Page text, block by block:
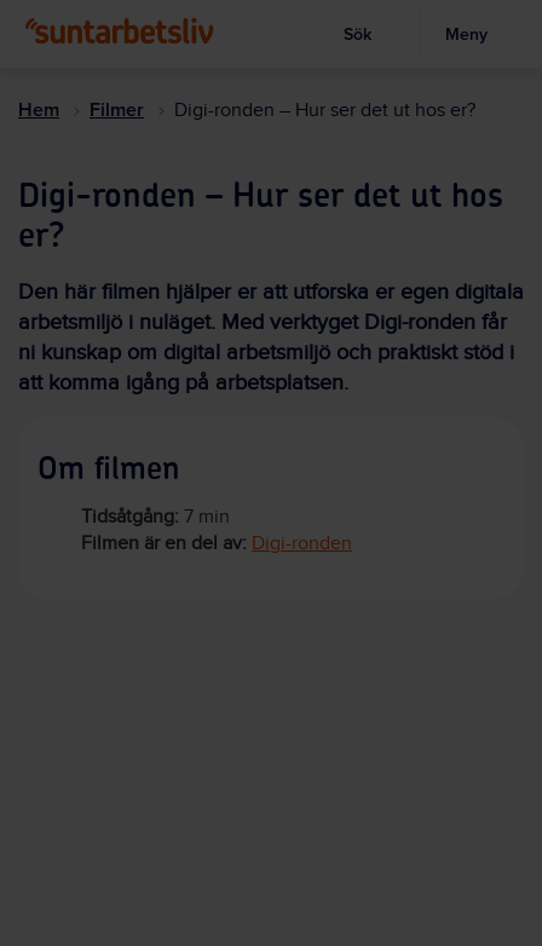
till
Visa sökruta
Sök Meny
Hem Filmer Digi-ronden – Hur ser det ut hos er?
Digi-ronden – Hur ser det ut hos
er?
Den här filmen hjälper er att utforska er egen digitala
arbetsmiljö i nuläget. Med verktyget Digi-ronden får
ni kunskap om digital arbetsmiljö och praktiskt stöd i
att komma igång på arbetsplatsen.
Om filmen
Tidsåtgång: 7 min
Filmen är en del av: Digi-ronden